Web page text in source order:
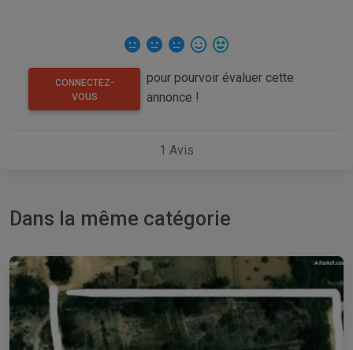
CONNECTEZ-
VOUS
pour pourvoir évaluer cette
annonce !
1 Avis
Dans la même catégorie